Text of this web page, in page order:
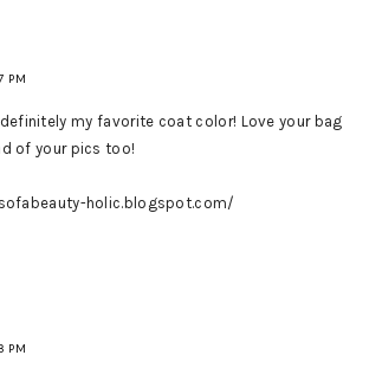
PM
my favorite coat color! Love your bag
of your pics too!
holic.blogspot.com/
PM